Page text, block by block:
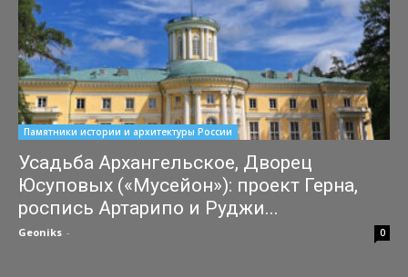
Памятники истории и архитектуры России
Усадьба Архангельское, Дворец
Юсуповых («Мусейон»): проект Герна,
роспись Артарипо и Руджи...
Geoniks - 0